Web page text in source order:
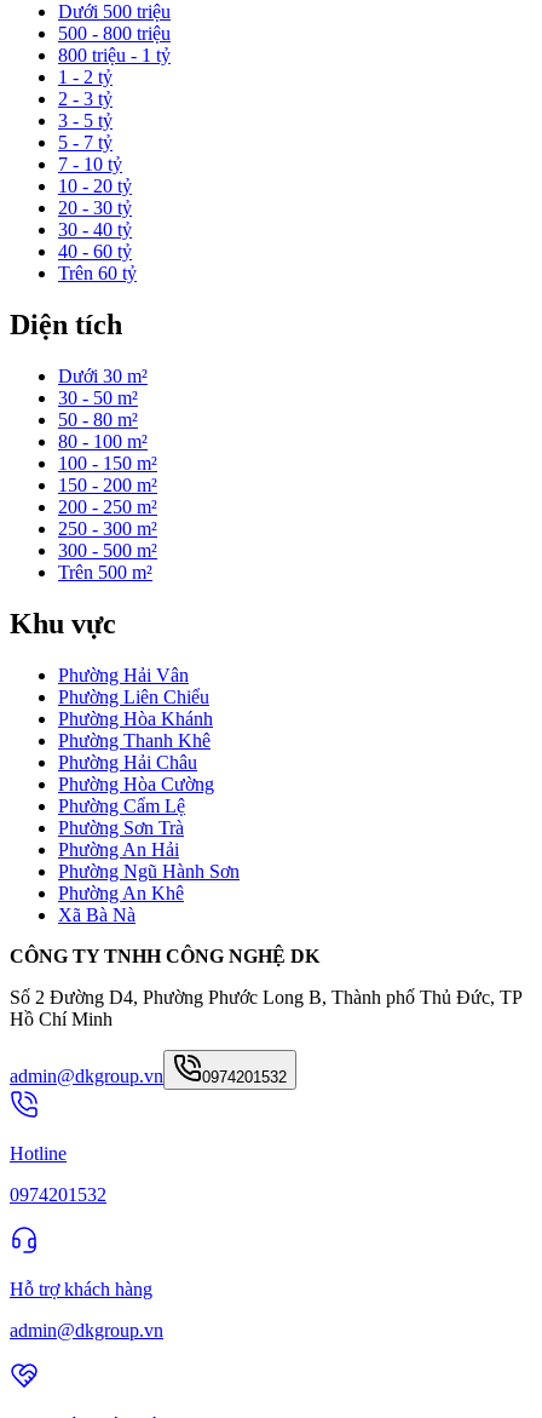
Dưới 500 triệu
500 - 800 triệu
800 triệu - 1 tỷ
1 - 2 tỷ
2 - 3 tỷ
3 - 5 tỷ
5 - 7 tỷ
7 - 10 tỷ
10 - 20 tỷ
20 - 30 tỷ
30 - 40 tỷ
40 - 60 tỷ
Trên 60 tỷ
Diện tích
Dưới 30 m²
30 - 50 m²
50 - 80 m²
80 - 100 m²
100 - 150 m²
150 - 200 m²
200 - 250 m²
250 - 300 m²
300 - 500 m²
Trên 500 m²
Khu vực
Phường Hải Vân
Phường Liên Chiểu
Phường Hòa Khánh
Phường Thanh Khê
Phường Hải Châu
Phường Hòa Cường
Phường Cẩm Lệ
Phường Sơn Trà
Phường An Hải
Phường Ngũ Hành Sơn
Phường An Khê
Xã Bà Nà
CÔNG TY TNHH CÔNG NGHỆ DK
Số 2 Đường D4, Phường Phước Long B, Thành phố Thủ Đức, TP
Hồ Chí Minh
admin@dkgroup.vn 0974201532
Hotline
0974201532
Hỗ trợ khách hàng
admin@dkgroup.vn